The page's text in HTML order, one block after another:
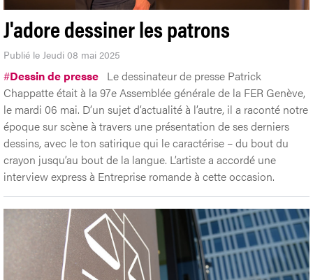
J'adore dessiner les patrons
Publié le Jeudi 08 mai 2025
#Dessin de presse Le dessinateur de presse Patrick
Chappatte était à la 97e Assemblée générale de la FER Genève,
le mardi 06 mai. D’un sujet d’actualité à l’autre, il a raconté notre
époque sur scène à travers une présentation de ses derniers
dessins, avec le ton satirique qui le caractérise – du bout du
crayon jusqu’au bout de la langue. L’artiste a accordé une
interview express à Entreprise romande à cette occasion.